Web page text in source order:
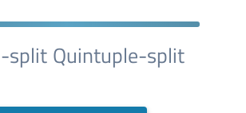
split Quintuple-split